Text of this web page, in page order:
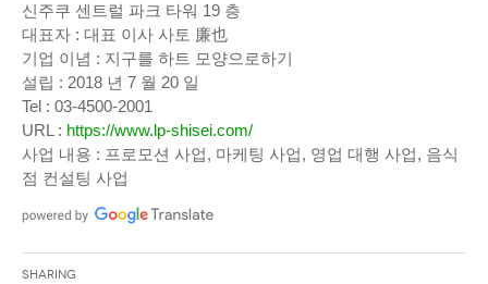
신주쿠 센트럴 파크 타워 19 층
대표자 : 대표 이사 사토 廉也
기업 이념 : 지구를 하트 모양으로하기
설립 : 2018 년 7 월 20 일
Tel : 03-4500-2001
URL : https://www.lp-shisei.com/
사업 내용 : 프로모션 사업, 마케팅 사업, 영업 대행 사업, 음식
점 컨설팅 사업
Sharing